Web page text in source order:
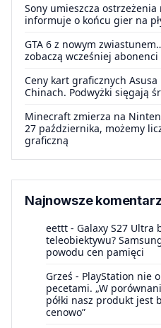
Sony umieszcza ostrzeżenia
informuje o końcu gier na
GTA 6 z nowym
zobaczą wcześniej
Ceny kart graficznych
Chinach. Podwyżki sięgają
Minecraft zmierza na
27 października, możemy
graficzną
Najnowsze
eettt - Galaxy S27 Ultra
teleobiektywu?
powodu cen pamięci
Grześ - PlayStation nie
pecetami. „W
półki nasz produkt jest
cenowo”